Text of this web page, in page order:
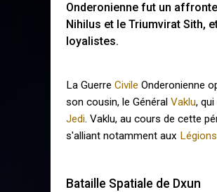
Onderonienne fut un
Nihilus et le Triumvirat Sith,
loyalistes.
La GuerreCivile Onderonienne
son cousin, le GénéralVaklu,
Jedi . Vaklu, au cours de cette
s'alliant notamment aux
Bataille Spatiale de Dxun